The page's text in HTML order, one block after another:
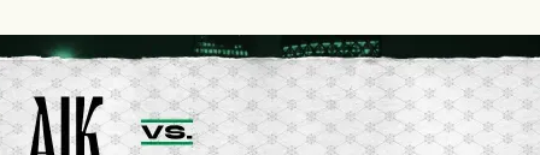
lyckades få in 2-0.